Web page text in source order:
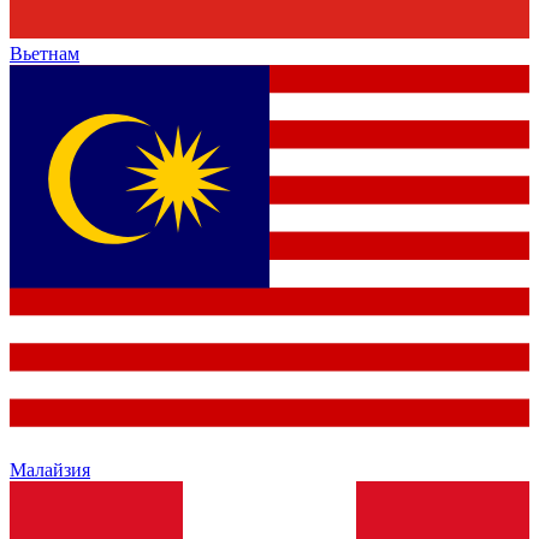
Вьетнам
Малайзия